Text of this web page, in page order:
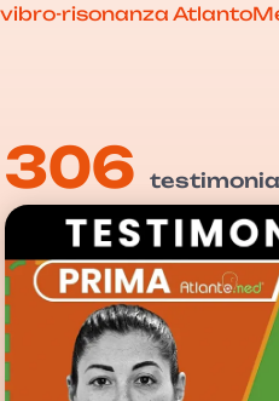
vibro-risonanza
306